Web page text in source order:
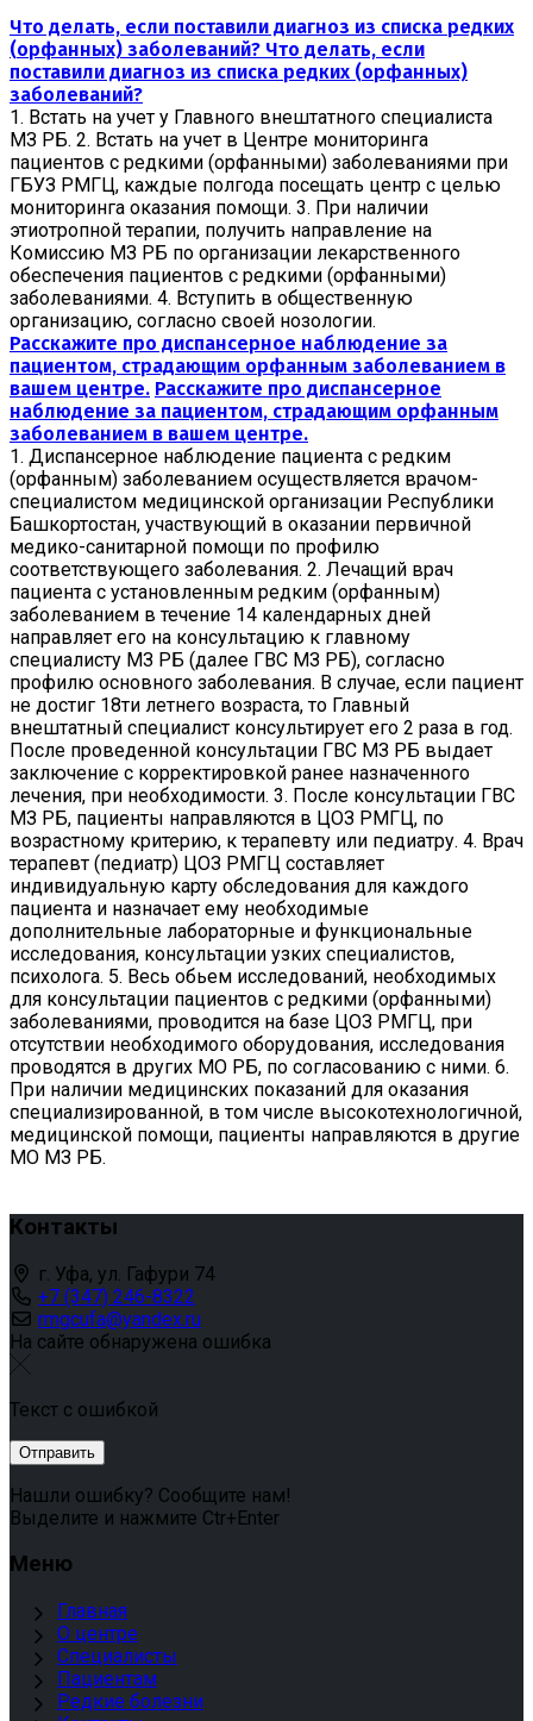
Что делать, если поставили диагноз из списка редких
(орфанных) заболеваний? Что делать, если
поставили диагноз из списка редких (орфанных)
заболеваний?
1. Встать на учет у Главного внештатного специалиста
МЗ РБ. 2. Встать на учет в Центре мониторинга
пациентов с редкими (орфанными) заболеваниями при
ГБУЗ РМГЦ, каждые полгода посещать центр с целью
мониторинга оказания помощи. 3. При наличии
этиотропной терапии, получить направление на
Комиссию МЗ РБ по организации лекарственного
обеспечения пациентов с редкими (орфанными)
заболеваниями. 4. Вступить в общественную
организацию, согласно своей нозологии.
Расскажите про диспансерное наблюдение за
пациентом, страдающим орфанным заболеванием в
вашем центре. Расскажите про диспансерное
наблюдение за пациентом, страдающим орфанным
заболеванием в вашем центре.
1. Диспансерное наблюдение пациента с редким
(орфанным) заболеванием осуществляется врачом-
специалистом медицинской организации Республики
Башкортостан, участвующий в оказании первичной
медико-санитарной помощи по профилю
соответствующего заболевания. 2. Лечащий врач
пациента с установленным редким (орфанным)
заболеванием в течение 14 календарных дней
направляет его на консультацию к главному
специалисту МЗ РБ (далее ГВС МЗ РБ), согласно
профилю основного заболевания. В случае, если пациент
не достиг 18ти летнего возраста, то Главный
внештатный специалист консультирует его 2 раза в год.
После проведенной консультации ГВС МЗ РБ выдает
заключение с корректировкой ранее назначенного
лечения, при необходимости. 3. После консультации ГВС
МЗ РБ, пациенты направляются в ЦОЗ РМГЦ, по
возрастному критерию, к терапевту или педиатру. 4. Врач
терапевт (педиатр) ЦОЗ РМГЦ составляет
индивидуальную карту обследования для каждого
пациента и назначает ему необходимые
дополнительные лабораторные и функциональные
исследования, консультации узких специалистов,
психолога. 5. Весь обьем исследований, необходимых
для консультации пациентов с редкими (орфанными)
заболеваниями, проводится на базе ЦОЗ РМГЦ, при
отсутствии необходимого оборудования, исследования
проводятся в других МО РБ, по согласованию с ними. 6.
При наличии медицинских показаний для оказания
специализированной, в том числе высокотехнологичной,
медицинской помощи, пациенты направляются в другие
МО МЗ РБ.
Контакты
г. Уфа, ул. Гафури 74
+7 (347) 246-8322
rmgcufa@yandex.ru
На сайте обнаружена ошибка
Текст с ошибкой
Нашли ошибку? Сообщите нам!
Выделите и нажмите Ctr+Enter
Меню
Главная
О центре
Специалисты
Пациентам
Редкие болезни